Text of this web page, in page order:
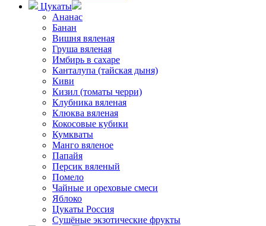
Цукаты
Ананас
Банан
Вишня вяленая
Груша вяленая
Имбирь в сахаре
Канталупа (тайская дыня)
Киви
Кизил (томаты черри)
Клубника вяленая
Клюква вяленая
Кокосовые кубики
Кумкваты
Манго вяленое
Папайя
Персик вяленый
Помело
Чайные и ореховые смеси
Яблоко
Цукаты Россия
Сушёные экзотические фрукты